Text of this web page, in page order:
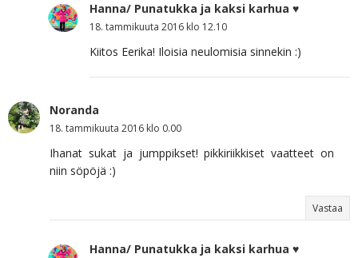
Hanna/ Punatukka ja kaksi karhua ♥
18. tammikuuta 2016 klo 12.10
Kiitos Eerika! Iloisia neulomisia sinnekin :)
Noranda
18. tammikuuta 2016 klo 0.00
Ihanat sukat ja jumppikset! pikkiriikkiset vaatteet on
niin söpöjä :)
Vastaa
Hanna/ Punatukka ja kaksi karhua ♥